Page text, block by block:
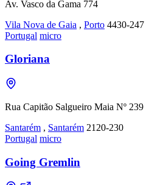
Av. Vasco da Gama 774
Vila Nova de Gaia , Porto 4430-247
Portugal micro
Gloriana
Rua Capitão Salgueiro Maia Nº 239
Santarém , Santarém 2120-230
Portugal micro
Going Gremlin